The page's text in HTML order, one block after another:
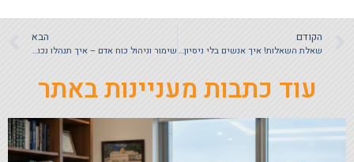
הקודם
שאלת השאלות! איך אנשים בלי ניסיון תעסוקתי יכולים להשתלב בעבודה?
הבא
שימור וניהול כוח אדם – איך תנהלו נכון את כח האדם שלכם בזמן מלחמה
עוד כתבות מעניינות באתר